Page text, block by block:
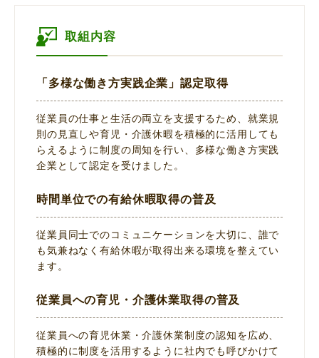
取組内容
「多様な働き方実践企業」認定取得
従業員の仕事と生活の両立を支援するため、就業規
則の見直しや育児・介護休暇を積極的に活用しても
らえるように制度の周知を行い、多様な働き方実践
企業として認定を受けました。
時間単位での有給休暇取得の普及
従業員同士でのコミュニケーションを大切に、誰で
も気兼ねなく有給休暇が取得出来る環境を整えてい
ます。
従業員への育児・介護休業取得の普及
従業員への育児休業・介護休業制度の認知を広め、
積極的に制度を活用するように社内でも呼びかけて